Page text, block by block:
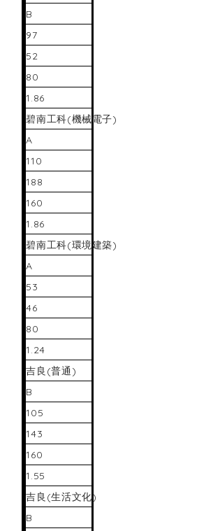
B
97
52
80
1.86
碧南工科(機械電子)
A
110
188
160
1.86
碧南工科(環境建築)
A
53
46
80
1.24
吉良(普通)
B
105
143
160
1.55
吉良(生活文化)
B